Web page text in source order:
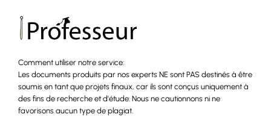
Comment utiliser notre service:
Les documents produits par nos experts NE sont PAS destinés à être
soumis en tant que projets finaux, car ils sont conçus uniquement à
des fins de recherche et d'étude. Nous ne cautionnons ni ne
favorisons aucun type de plagiat.